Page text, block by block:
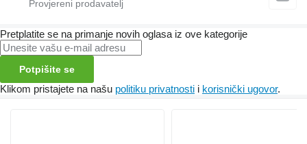
Pretplatite se na primanje novih oglasa iz ove kategorije
Potpišite se
Klikom pristajete na našu politiku privatnosti i korisnički ugovor.